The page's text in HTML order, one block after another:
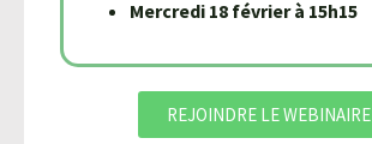
Mercredi 18 février à 15h15
REJOINDRE LE WEBINAIRE